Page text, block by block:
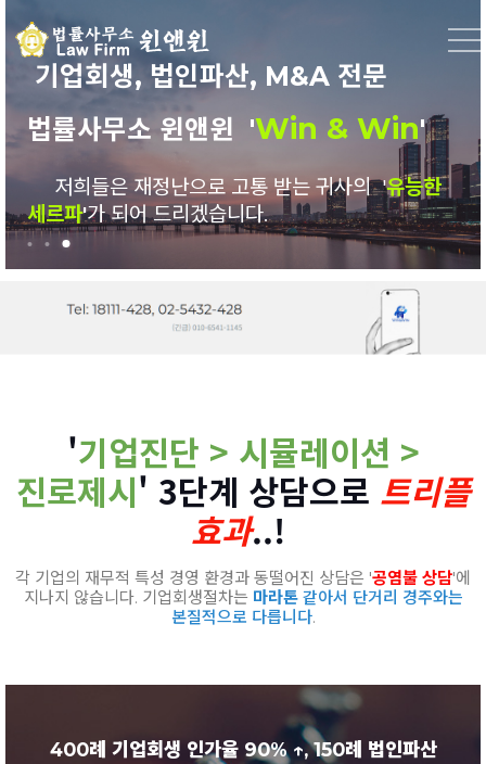
기업회생, 법인파산, M&A 전문
법률사무소 윈앤윈 'Win & Win'
저희들은 재정난으로 고통 받는 귀사의 '듬직한
조력자'가 되어 드리겠습니다.
기업회생, 법인파산, M&A 전문
법률사무소 윈앤윈 'Win & Win'
저희들은 재정난으로 고통 받는 귀사의 '든든한
동반자'가 되어 드리겠습니다.
기업회생, 법인파산, M&A 전문
법률사무소 윈앤윈 'Win & Win'
저희들은 재정난으로 고통 받는 귀사의 '유능한
세르파'가 되어 드리겠습니다.
'기업진단 > 시뮬레이션 >
진로제시' 3단계 상담으로 트리플
효과..!
각 기업의 재무적 특성 경영 환경과 동떨어진 상담은 '공염불 상담'에
지나지 않습니다. 기업회생절차는 마라톤같아서 단거리 경주와는
본질적으로 다릅니다.
400례 기업회생 인가율 90% ↑, 150례 법인파산